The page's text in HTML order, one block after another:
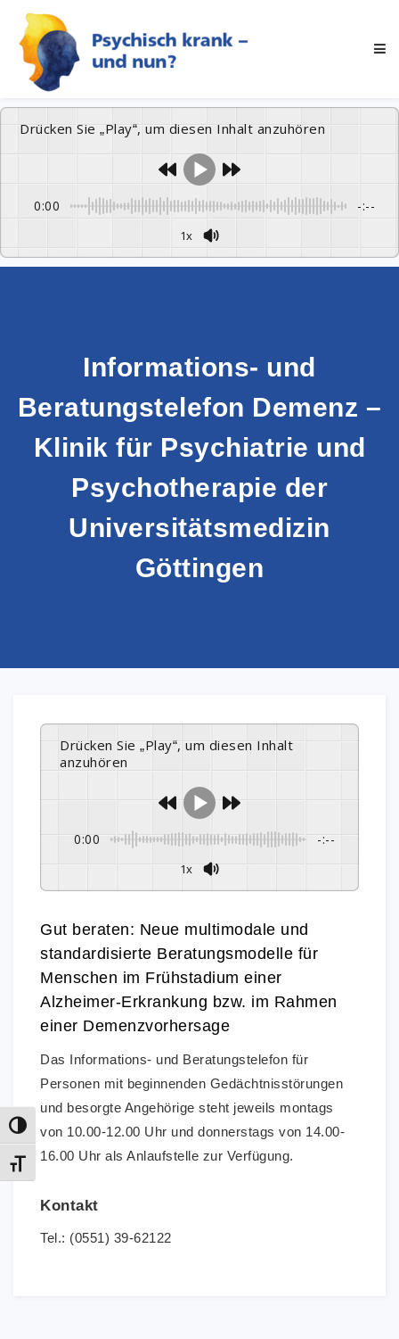
Umschalten auf hohe Kontraste
Schrift vergrößern
Drücken Sie „Play“, um diesen Inhalt anzuhören
0:00 -:--
1x
Informations- und
Beratungstelefon Demenz –
Klinik für Psychiatrie und
Psychotherapie der
Universitätsmedizin
Göttingen
Drücken Sie „Play“, um diesen Inhalt
anzuhören
0:00 -:--
1x
Gut beraten: Neue multimodale und
standardisierte Beratungsmodelle für
Menschen im Frühstadium einer
Alzheimer-Erkrankung bzw. im Rahmen
einer Demenzvorhersage
Das Informations- und Beratungstelefon für
Personen mit beginnenden Gedächtnisstörungen
und besorgte Angehörige steht jeweils montags
von 10.00-12.00 Uhr und donnerstags von 14.00-
16.00 Uhr als Anlaufstelle zur Verfügung.
Kontakt
Tel.: (0551) 39-62122